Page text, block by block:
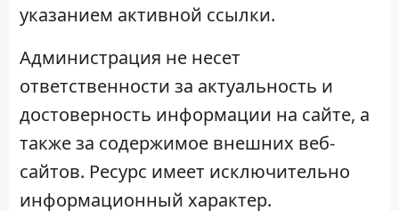
указанием активной ссылки.
Администрация не несет
ответственности за актуальность и
достоверность информации на сайте, а
также за содержимое внешних веб-
сайтов. Ресурс имеет исключительно
информационный характер.